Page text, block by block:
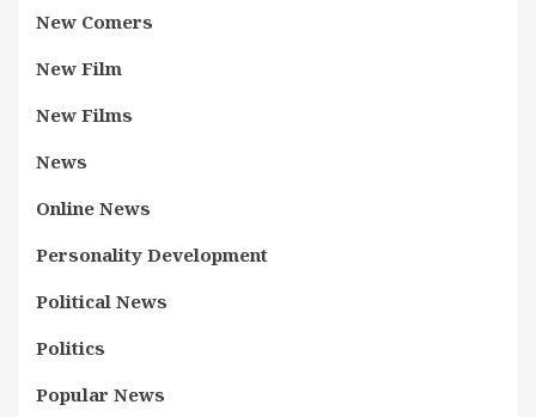
New Comers
New Film
New Films
News
Online News
Personality Development
Political News
Politics
Popular News